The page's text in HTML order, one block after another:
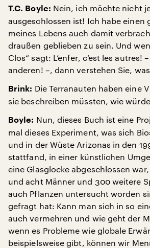
T.C. Boyle: Nein, ich möchte nicht
ausgeschlossen ist! Ich habe einen
meines Lebens auch damit
draußen geblieben zu sein. Und
Clos“ sagt: L’enfer, c’est les autres!
anderen! –, dann verstehen Sie,
Brink: Die Terranauten haben eine
sie beschreiben müssten, wie
Boyle: Nun, dieses Buch ist eine
mal dieses Experiment, was sich
und in der Wüste Arizonas in den
stattfand, in einer künstlichen
eine Glasglocke abgeschlossen
und acht Männer und 300 weitere
auch Pflanzen untersucht worden
gefragt hat: Kann man sich in so
auch vermehren und wie geht der
wenn es Probleme wie globale
beispielsweise gibt, können wir